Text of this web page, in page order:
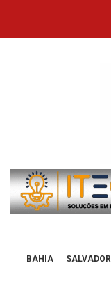
content
BAHIA SALVADOR